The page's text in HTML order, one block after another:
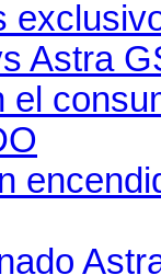
Astra
el